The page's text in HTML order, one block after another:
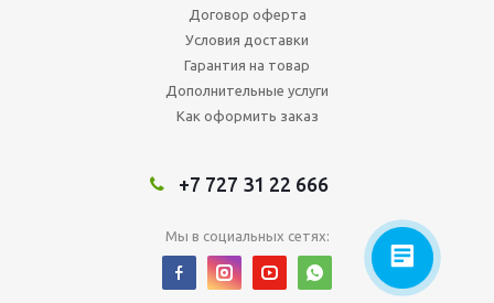
Договор оферта
Условия доставки
Гарантия на товар
Дополнительные услуги
Как оформить заказ
+7 727 31 22 666
Мы в социальных сетях: